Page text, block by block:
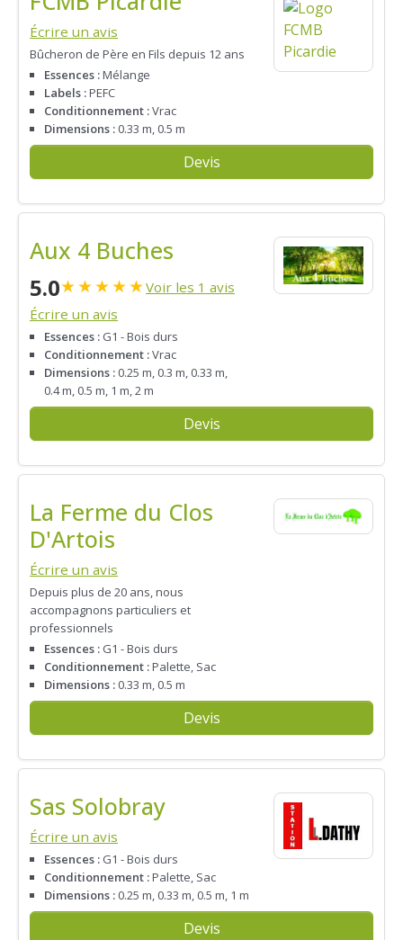
Écrire un avis
Bûcheron de Père en Fils depuis 12 ans
Essences :Mélange
Labels :PEFC
Conditionnement :Vrac
Dimensions : 0.33 m, 0.5 m
Devis
Aux 4 Buches
5.0★★★★★Voir les 1 avis
Écrire un avis
Essences : G1 - Bois durs
Conditionnement :Vrac
Dimensions : 0.25 m, 0.3 m, 0.33 m,
0.4 m, 0.5 m, 1 m, 2 m
Devis
La Ferme du Clos
D'Artois
Écrire un avis
Depuis plus de 20 ans, nous
accompagnons particuliers et
professionnels
Essences : G1 - Bois durs
Conditionnement :Palette, Sac
Dimensions : 0.33 m, 0.5 m
Devis
Sas Solobray
Écrire un avis
Essences : G1 - Bois durs
Conditionnement :Palette, Sac
Dimensions : 0.25 m, 0.33 m, 0.5 m, 1 m
Devis